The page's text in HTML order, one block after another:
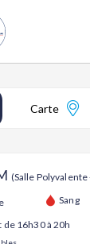
Carte
(Salle Polyvalente
Sang
de 16h30 à 20h